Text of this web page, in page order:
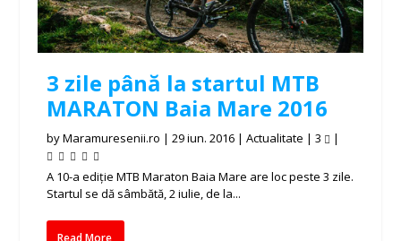
3 zile până la startul MTB
MARATON Baia Mare 2016
byMaramuresenii.ro |29 iun. 2016 |Actualitate |3 |
A 10-a ediție MTB Maraton Baia Mare are loc peste 3 zile.
Startul se dă sâmbătă, 2 iulie, de la...
Read More